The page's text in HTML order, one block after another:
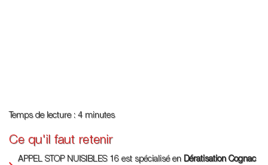
Temps de lecture : 4 minutes
Ce qu'il faut retenir
APPEL STOP NUISIBLES 16 est spécialisé en Dératisation Cognac